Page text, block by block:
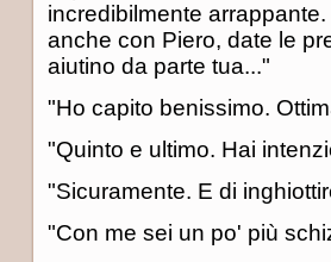
incredibilmente
anche con Piero, date le
aiutino da parte tua..."
"Ho capito benissimo.
"Quinto e ultimo. Hai
"Sicuramente. E di
"Con me sei un po' più